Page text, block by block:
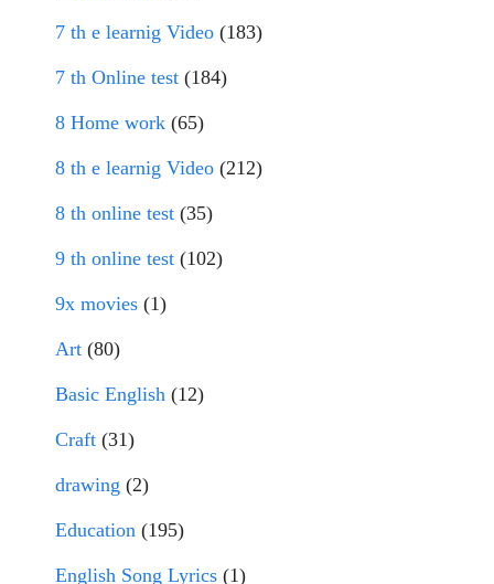
7 th e learnig Video (183)
7 th Online test (184)
8 Home work (65)
8 th e learnig Video (212)
8 th online test (35)
9 th online test (102)
9x movies (1)
Art (80)
Basic English (12)
Craft (31)
drawing (2)
Education (195)
English Song Lyrics (1)